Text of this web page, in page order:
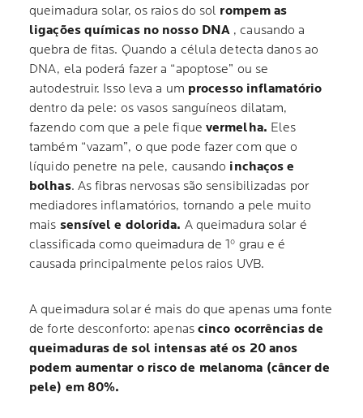
queimadura solar, os raios do sol rompem as
ligações químicas no nosso DNA , causando a
quebra de fitas. Quando a célula detecta danos ao
DNA, ela poderá fazer a “apoptose” ou se
autodestruir. Isso leva a um processo inflamatório
dentro da pele: os vasos sanguíneos dilatam,
fazendo com que a pele fique vermelha. Eles
também “vazam”, o que pode fazer com que o
líquido penetre na pele, causando inchaços e
bolhas. As fibras nervosas são sensibilizadas por
mediadores inflamatórios, tornando a pele muito
mais sensível e dolorida. A queimadura solar é
classificada como queimadura de 1º grau e é
causada principalmente pelos raios UVB.
A queimadura solar é mais do que apenas uma fonte
de forte desconforto: apenas cinco ocorrências de
queimaduras de sol intensas até os 20 anos
podem aumentar o risco de melanoma (câncer de
pele) em 80%.